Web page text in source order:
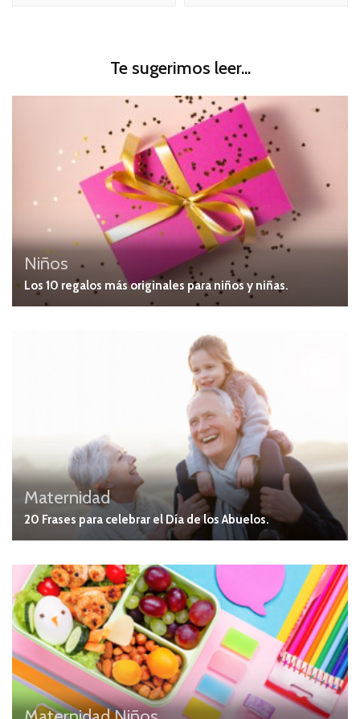
Te sugerimos leer...
Niños
Los 10 regalos más originales para niños y niñas.
Maternidad
20 Frases para celebrar el Día de los Abuelos.